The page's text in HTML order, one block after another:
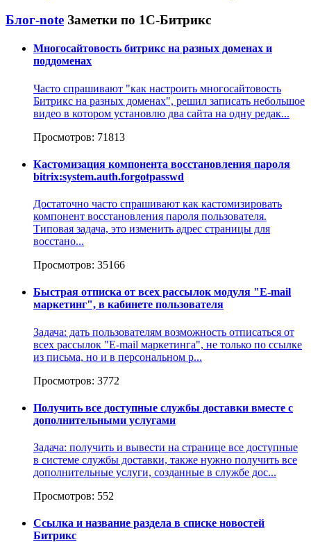
Блог-note Заметки по 1С-Битрикс
Многосайтовость битрикс на разных доменах и
поддоменах
Часто спрашивают "как настроить многосайтовость
Битрикс на разных доменах", решил записать небольшое
видео в котором установлю два сайта на одну редак...
Просмотров: 71813
Кастомизация компонента восстановления пароля
bitrix:system.auth.forgotpasswd
Достаточно часто спрашивают как кастомизировать
компонент восстановления пароля пользователя.
Типовая задача, это изменить адрес страницы для
восстано...
Просмотров: 35166
Быстрая отписка от всех рассылок модуля "E-mail
маркетинг", в кабинете пользователя
Задача: дать пользователям возможность отписаться от
всех рассылок "E-mail маркетинга", не только по ссылке
из письма, но и в персональном р...
Просмотров: 3772
Получить все доступные службы доставки вместе с
дополнительными услугами
Задача: получить и вывести на странице все доступные
в системе службы доставки, также нужно получить все
дополнительные услуги, созданные в службе дос...
Просмотров: 552
Ссылка и название раздела в списке новостей
Битрикс